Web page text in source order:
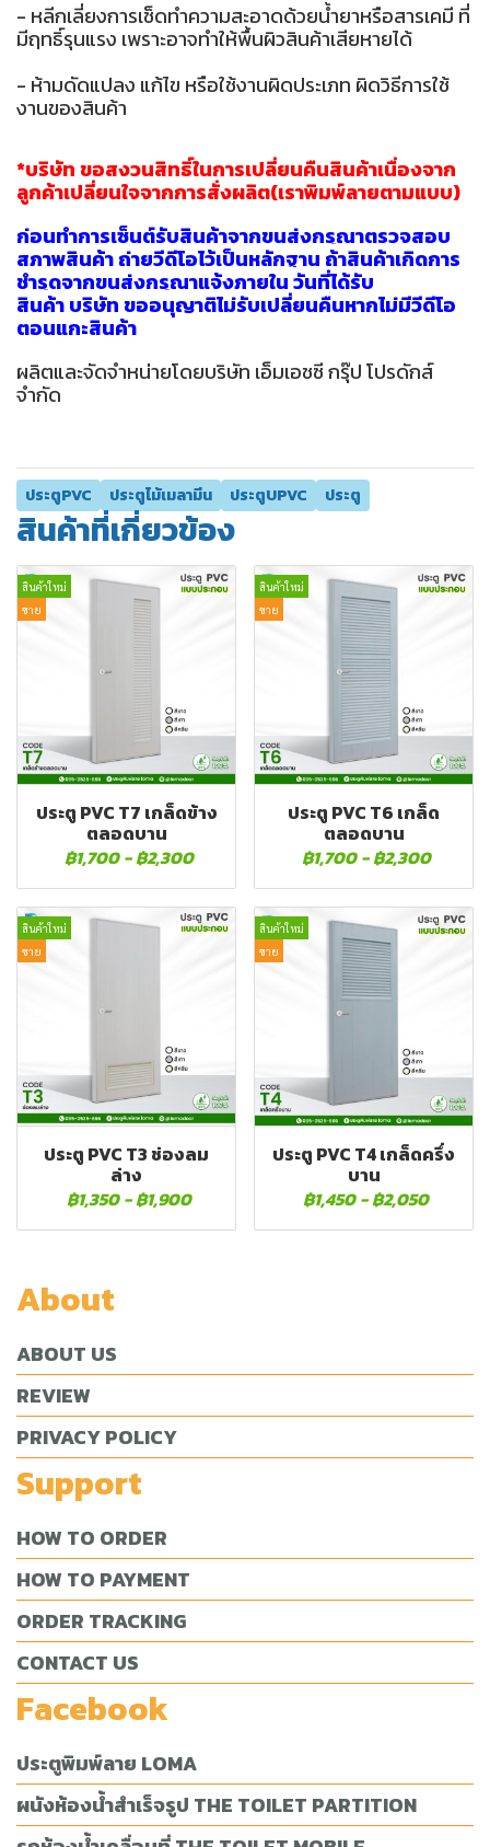
- หลีกเลี่ยงการเช็ดทำความสะอาดด้วยน้ำยาหรือสารเคมี ที่
มีฤทธิ์รุนแรง เพราะอาจทำให้พื้นผิวสินค้าเสียหายได้
- ห้ามดัดแปลง แก้ไข หรือใช้งานผิดประเภท ผิดวิธีการใช้
งานของสินค้า
*บริษัท ขอสงวนสิทธิ์ในการเปลี่ยนคืนสินค้าเนื่องจาก
ลูกค้าเปลี่ยนใจจากการสั่งผลิต(เราพิมพ์ลายตามแบบ)
ก่อนทำการเซ็นต์รับสินค้าจากขนส่งกรุณาตรวจสอบ
สภาพสินค้า ถ่ายวีดีโอไว้เป็นหลักฐาน ถ้าสินค้าเกิดการ
ชำรุดจากขนส่งกรุณาแจ้งภายใน วันที่ได้รับ
สินค้า บริษัท ขออนุญาติไม่รับเปลี่ยนคืนหากไม่มีวีดีโอ
ตอนแกะสินค้า
ผลิตและจัดจำหน่ายโดยบริษัท เอ็มเอชซี กรุ๊ป โปรดักส์
จำกัด
ประตูPVC ประตูไม้เมลามีน ประตูUPVC ประตู
สินค้าที่เกี่ยวข้อง
สินค้าใหม่
ขาย
ประตู PVC T7 เกล็ดข้าง
ตลอดบาน
฿1,700 -฿2,300
สินค้าใหม่
ขาย
ประตู PVC T6 เกล็ด
ตลอดบาน
฿1,700 -฿2,300
สินค้าใหม่
ขาย
ประตู PVC T3 ช่องลม
ล่าง
฿1,350 -฿1,900
สินค้าใหม่
ขาย
ประตู PVC T4 เกล็ดครึ่ง
บาน
฿1,450 -฿2,050
About
ABOUT US
REVIEW
PRIVACY POLICY
Support
HOW TO ORDER
HOW TO PAYMENT
ORDER TRACKING
CONTACT US
Facebook
ประตูพิมพ์ลาย LOMA
ผนังห้องน้ำสำเร็จรูป THE TOILET PARTITION